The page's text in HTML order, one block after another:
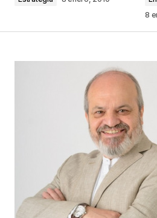
*
Guarda mi nombre, correo
este navegador para la
comente.
Este sitio esta
8